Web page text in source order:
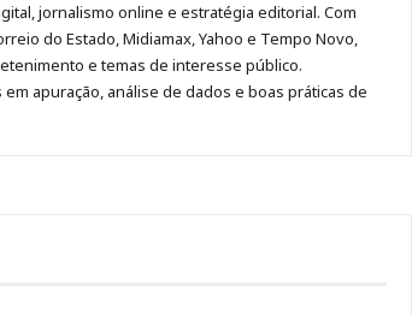
no
Pinterest
no
LinkedIn
no
Instagram
no
Facebook
jornalismo online e estratégia editorial. Com
do Estado, Midiamax, Yahoo e Tempo Novo,
e temas de interesse público.
apuração, análise de dados e boas práticas de